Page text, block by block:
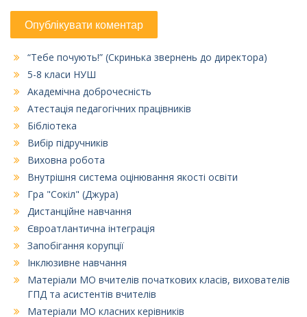
“Тебе почують!” (Скринька звернень до директора)
5-8 класи НУШ
Академічна доброчесність
Атестація педагогічних працівників
Бібліотека
Вибір підручників
Виховна робота
Внутрішня система оцінювання якості освіти
Гра "Сокіл" (Джура)
Дистанційне навчання
Євроатлантична інтеграція
Запобігання корупції
Інклюзивне навчання
Матеріали МО вчителів початкових класів, вихователів
ГПД та асистентів вчителів
Матеріали МО класних керівників